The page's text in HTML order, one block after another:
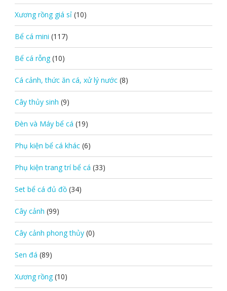
Xương rồng giá sỉ (10)
Bể cá mini (117)
Bể cá rỗng (10)
Cá cảnh, thức ăn cá, xử lý nước (8)
Cây thủy sinh (9)
Đèn và Máy bể cá (19)
Phụ kiện bể cá khác (6)
Phụ kiện trang trí bể cá (33)
Set bể cá đủ đồ (34)
Cây cảnh (99)
Cây cảnh phong thủy (0)
Sen đá (89)
Xương rồng (10)